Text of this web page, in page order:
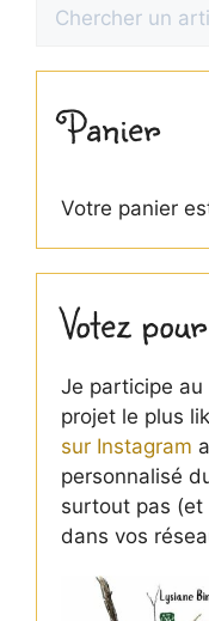
Panier
Votre panier
Votez
Je participe au
projet le plus
sur Instagram
personnalisé
surtout pas
dans vos